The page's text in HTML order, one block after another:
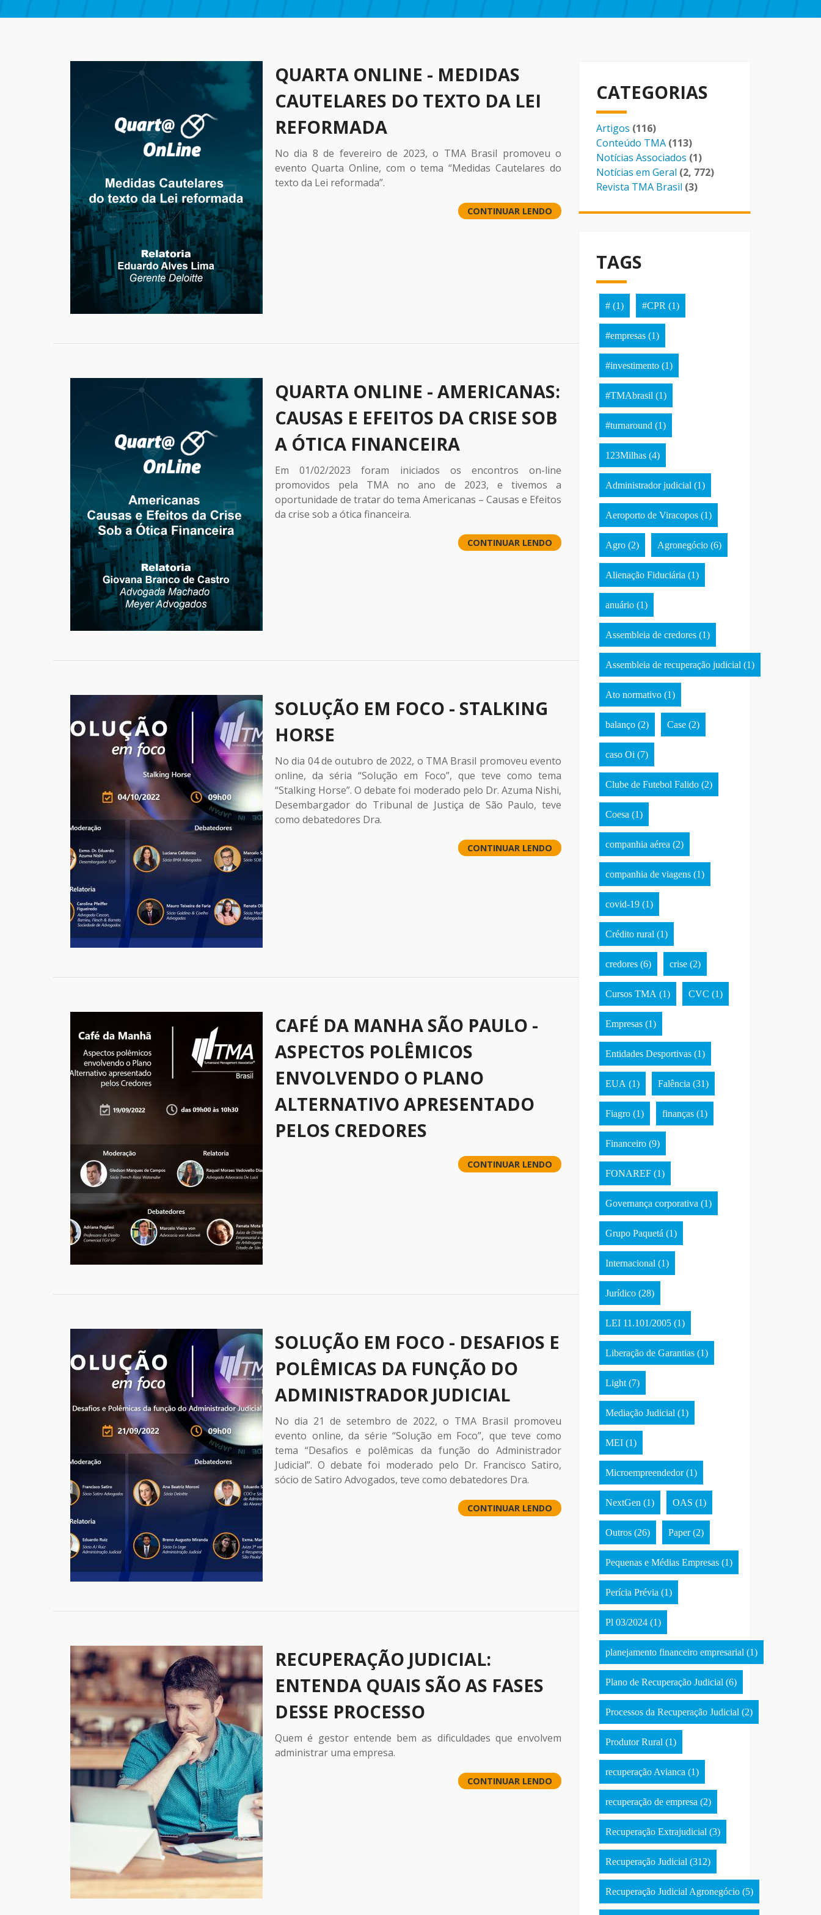
QUARTA ONLINE - MEDIDAS
CAUTELARES DO TEXTO DA LEI
REFORMADA
No dia 8 de fevereiro de 2023, o TMA Brasil promoveu o
evento Quarta Online, com o tema “Medidas Cautelares do
texto da Lei reformada”.
CONTINUAR LENDO
QUARTA ONLINE - AMERICANAS:
CAUSAS E EFEITOS DA CRISE SOB
A ÓTICA FINANCEIRA
Em 01/02/2023 foram iniciados os encontros on-line
promovidos pela TMA no ano de 2023, e tivemos a
oportunidade de tratar do tema Americanas – Causas e Efeitos
da crise sob a ótica financeira.
CONTINUAR LENDO
SOLUÇÃO EM FOCO - STALKING
HORSE
No dia 04 de outubro de 2022, o TMA Brasil promoveu evento
online, da séria “Solução em Foco”, que teve como tema
“Stalking Horse”. O debate foi moderado pelo Dr. Azuma Nishi,
Desembargador do Tribunal de Justiça de São Paulo, teve
como debatedores Dra.
CONTINUAR LENDO
CAFÉ DA MANHA SÃO PAULO -
ASPECTOS POLÊMICOS
ENVOLVENDO O PLANO
ALTERNATIVO APRESENTADO
PELOS CREDORES
CONTINUAR LENDO
SOLUÇÃO EM FOCO - DESAFIOS E
POLÊMICAS DA FUNÇÃO DO
ADMINISTRADOR JUDICIAL
No dia 21 de setembro de 2022, o TMA Brasil promoveu
evento online, da série “Solução em Foco”, que teve como
tema “Desafios e polêmicas da função do Administrador
Judicial”. O debate foi moderado pelo Dr. Francisco Satiro,
sócio de Satiro Advogados, teve como debatedores Dra.
CONTINUAR LENDO
RECUPERAÇÃO JUDICIAL:
ENTENDA QUAIS SÃO AS FASES
DESSE PROCESSO
Quem é gestor entende bem as dificuldades que envolvem
administrar uma empresa.
CONTINUAR LENDO
CATEGORIAS
Artigos (116)
Conteúdo TMA (113)
Notícias Associados (1)
Notícias em Geral (2, 772)
Revista TMA Brasil (3)
TAGS
# (1) #CPR (1)
#empresas (1)
#investimento (1)
#TMAbrasil (1)
#turnaround (1)
123Milhas (4)
Administrador judicial (1)
Aeroporto de Viracopos (1)
Agro (2) Agronegócio (6)
Alienação Fiduciária (1)
anuário (1)
Assembleia de credores (1)
Assembleia de recuperação judicial (1)
Ato normativo (1)
balanço (2) Case (2)
caso Oi (7)
Clube de Futebol Falido (2)
Coesa (1)
companhia aérea (2)
companhia de viagens (1)
covid-19 (1)
Crédito rural (1)
credores (6) crise (2)
Cursos TMA (1) CVC (1)
Empresas (1)
Entidades Desportivas (1)
EUA (1) Falência (31)
Fiagro (1) finanças (1)
Financeiro (9)
FONAREF (1)
Governança corporativa (1)
Grupo Paquetá (1)
Internacional (1)
Jurídico (28)
LEI 11.101/2005 (1)
Liberação de Garantias (1)
Light (7)
Mediação Judicial (1)
MEI (1)
Microempreendedor (1)
NextGen (1) OAS (1)
Outros (26) Paper (2)
Pequenas e Médias Empresas (1)
Perícia Prévia (1)
Pl 03/2024 (1)
planejamento financeiro empresarial (1)
Plano de Recuperação Judicial (6)
Processos da Recuperação Judicial (2)
Produtor Rural (1)
recuperação Avianca (1)
recuperação de empresa (2)
Recuperação Extrajudicial (3)
Recuperação Judicial (312)
Recuperação Judicial Agronegócio (5)